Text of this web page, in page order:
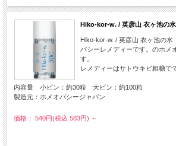
Hiko-kor-w. / 英彦山 衣ヶ池の
Hiko-kor-w. / 英彦山 衣ヶ池の水
パシーレメディーです。のホメ
す。
レメディーはサトウキビ粗糖で
内容量 小ビン：約30粒 大ビン：約100粒
製造元：ホメオパシージャパン
価格： 540円(税込 583円) ～